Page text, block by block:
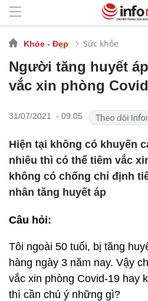
Khỏe - Đẹp Sức khỏe
Người tăng huyết
vắc xin phòng
31/07/2021 - 09:05
Hiện tại không có khuyến
nhiêu thì có thể tiêm vắc
không có chống chỉ định
nhân tăng huyết áp
Câu hỏi:
Tôi ngoài 50 tuổi, bị tăng
hàng ngày 3 năm nay. Vậy
vắc xin phòng Covid-19 hay
thì cần chú ý những gì?